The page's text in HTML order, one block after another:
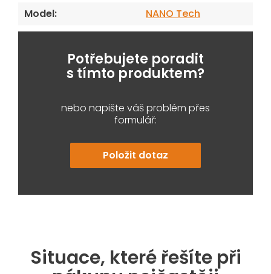
Model: NANO Tech
Potřebujete poradit
s tímto produktem?
nebo napište váš problém přes
formulář:
Položit dotaz
Situace, které řešíte při